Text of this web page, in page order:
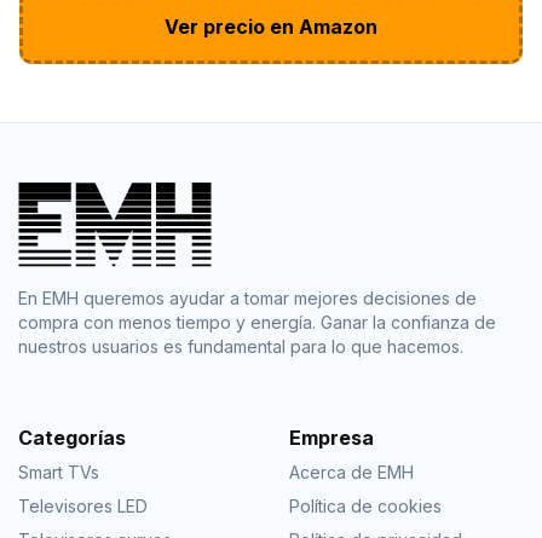
Ver precio en Amazon
En EMH queremos ayudar a tomar mejores decisiones de
compra con menos tiempo y energía. Ganar la confianza de
nuestros usuarios es fundamental para lo que hacemos.
Categorías
Smart TVs
Televisores LED
Empresa
Acerca de EMH
Política de cookies